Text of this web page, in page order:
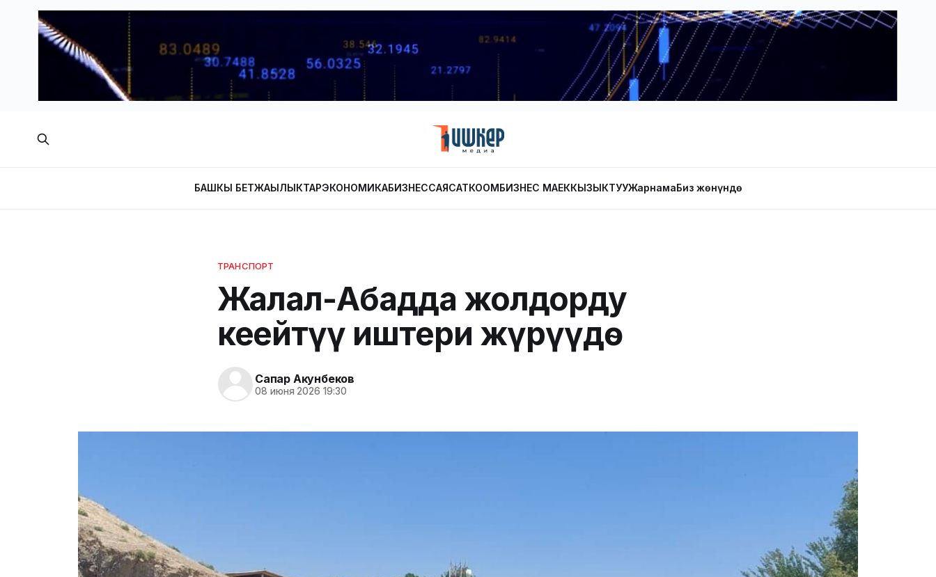
БАШКЫ БЕТЖАҢЫЛЫКТАРЭКОНОМИКАБИЗНЕССАЯСАТКООМБИЗНЕС МАЕККЫЗЫКТУУЖарнамаБиз жөнүндө
ТРАНСПОРТ
Жалал-Абадда жолдорду
кеңейтүү иштери жүрүүдө
Сапар Акунбеков
08 июня 2026 19:30